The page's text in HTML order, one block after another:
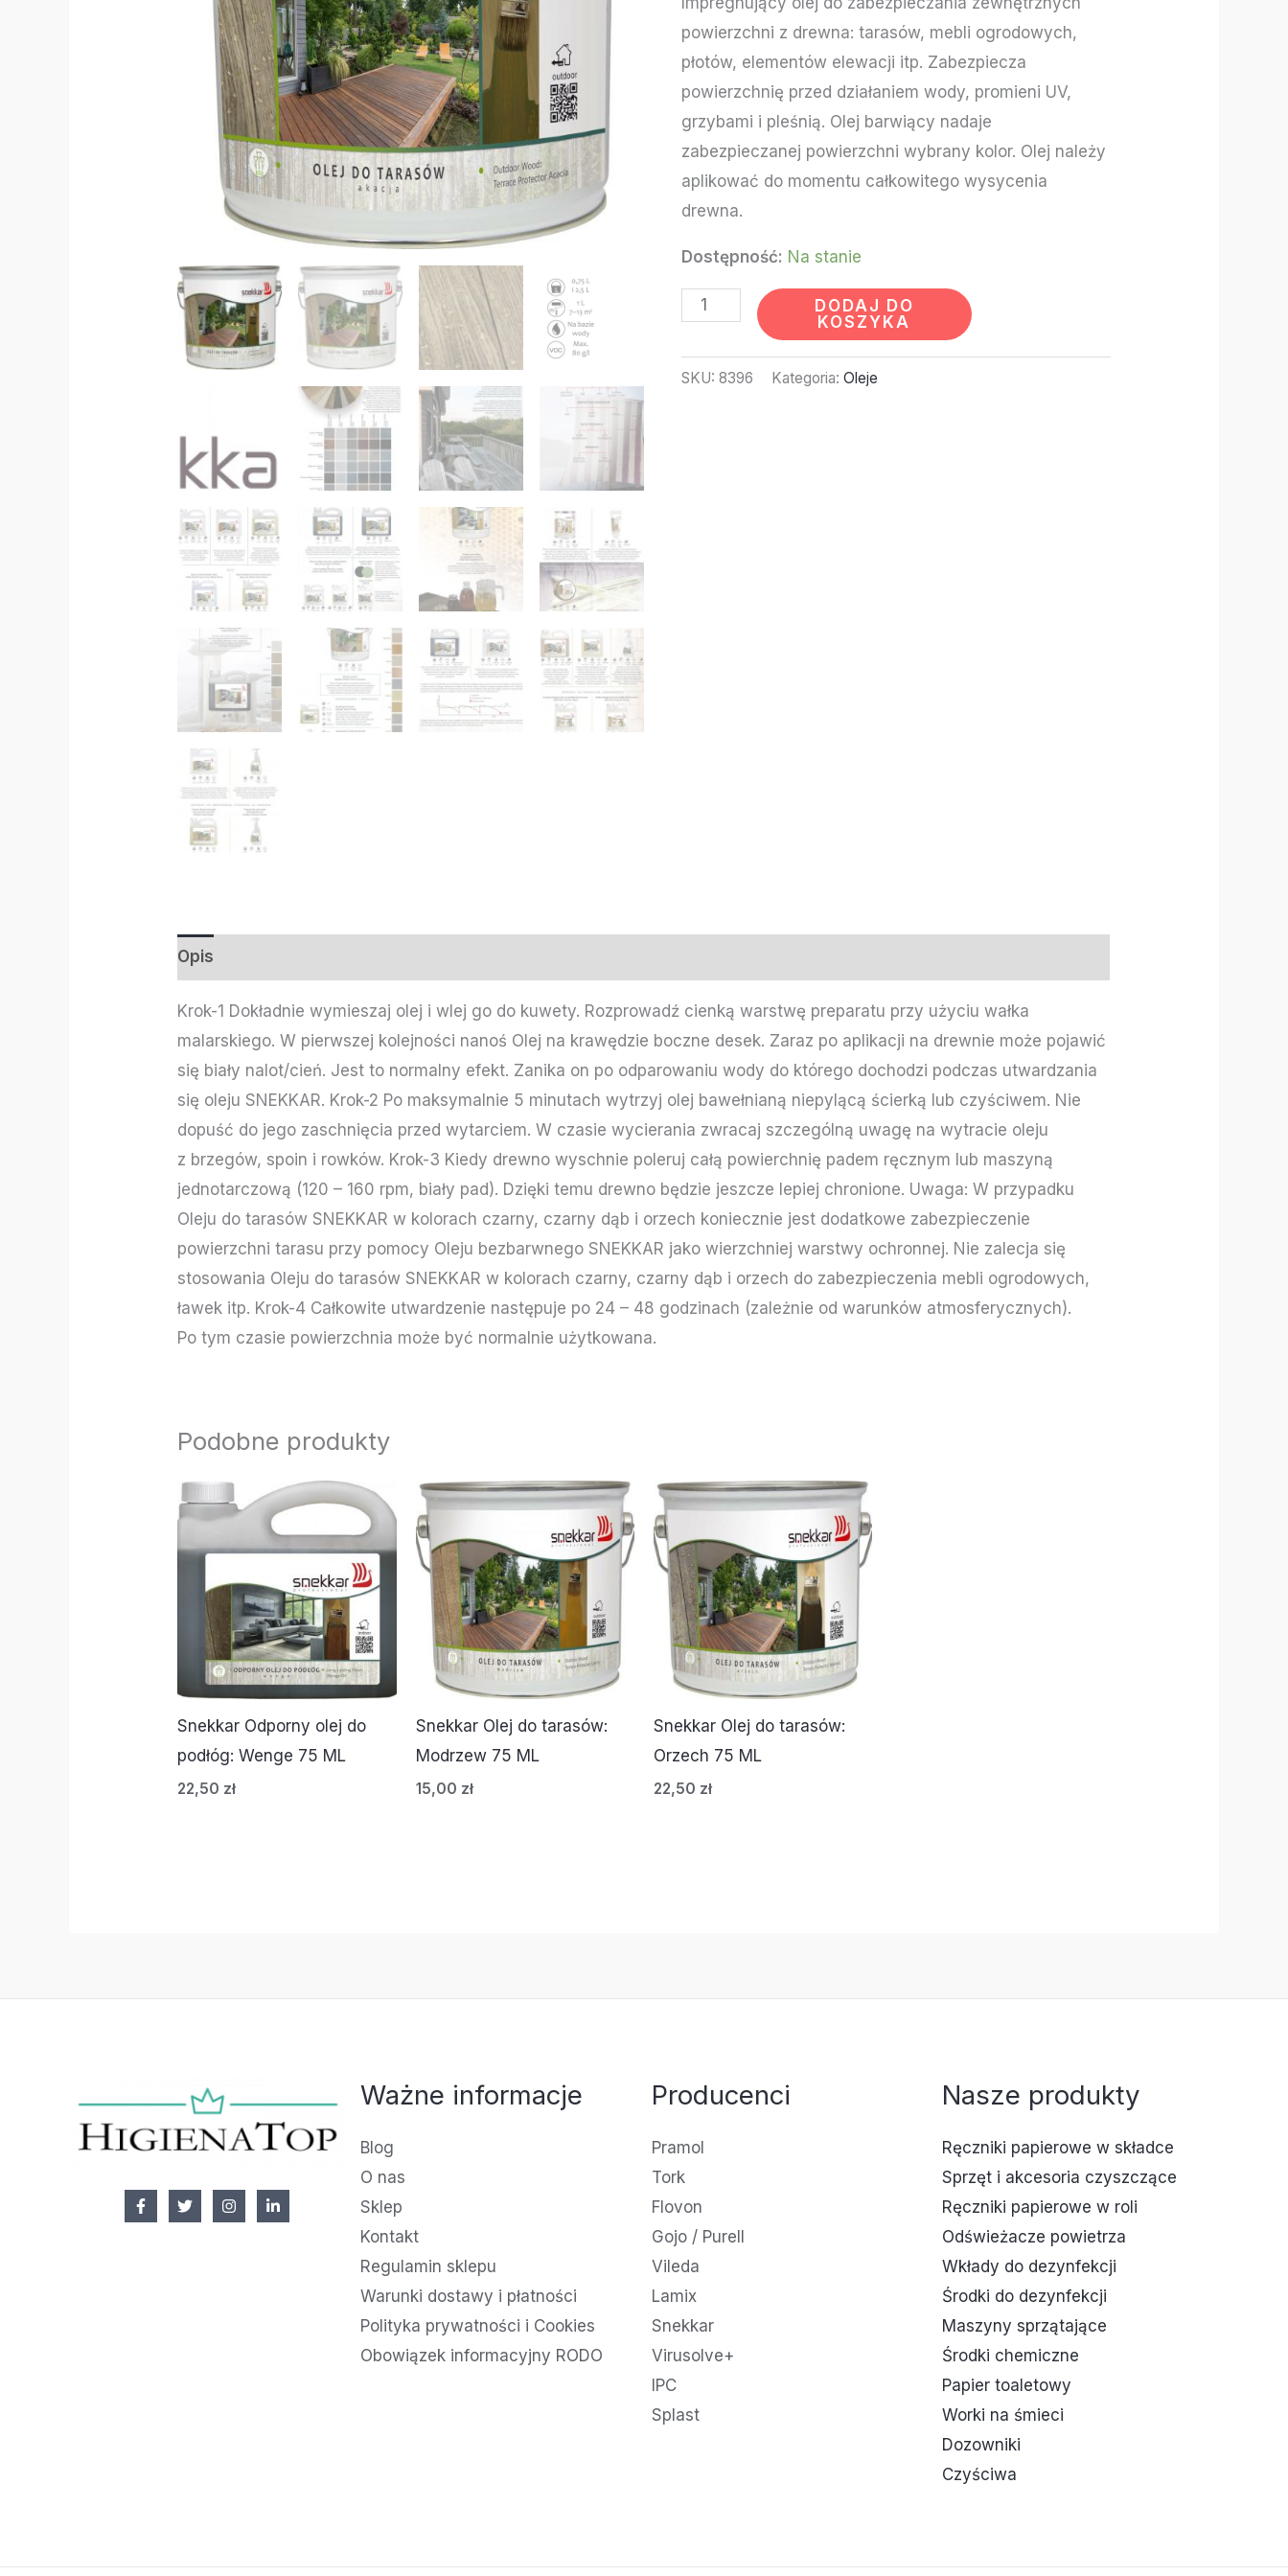
powierzchni z drewna: tarasów, mebli ogrodowych,
płotów, elementów elewacji itp. Zabezpiecza
powierzchnię przed działaniem wody, promieni UV,
grzybami i pleśnią. Olej barwiący nadaje
zabezpieczanej powierzchni wybrany kolor. Olej należy
aplikować do momentu całkowitego wysycenia
drewna.
Dostępność: Na stanie
ML
DODAJ DO
KOSZYKA
SKU: 8396 Kategoria: Oleje
Opis
Krok-1 Dokładnie wymieszaj olej i wlej go do kuwety. Rozprowadź cienką warstwę preparatu przy użyciu wałka
malarskiego. W pierwszej kolejności nanoś Olej na krawędzie boczne desek. Zaraz po aplikacji na drewnie może pojawić
się biały nalot/cień. Jest to normalny efekt. Zanika on po odparowaniu wody do którego dochodzi podczas utwardzania
się oleju SNEKKAR. Krok-2 Po maksymalnie 5 minutach wytrzyj olej bawełnianą niepylącą ścierką lub czyściwem. Nie
dopuść do jego zaschnięcia przed wytarciem. W czasie wycierania zwracaj szczególną uwagę na wytracie oleju
z brzegów, spoin i rowków. Krok-3 Kiedy drewno wyschnie poleruj całą powierchnię padem ręcznym lub maszyną
jednotarczową (120 – 160 rpm, biały pad). Dzięki temu drewno będzie jeszcze lepiej chronione. Uwaga: W przypadku
Oleju do tarasów SNEKKAR w kolorach czarny, czarny dąb i orzech koniecznie jest dodatkowe zabezpieczenie
powierzchni tarasu przy pomocy Oleju bezbarwnego SNEKKAR jako wierzchniej warstwy ochronnej. Nie zalecja się
stosowania Oleju do tarasów SNEKKAR w kolorach czarny, czarny dąb i orzech do zabezpieczenia mebli ogrodowych,
ławek itp. Krok-4 Całkowite utwardzenie następuje po 24 – 48 godzinach (zależnie od warunków atmosferycznych).
Po tym czasie powierzchnia może być normalnie użytkowana.
Podobne produkty
Snekkar Odporny olej do
podłóg: Wenge 75 ML
22,50 zł
Snekkar Olej do tarasów:
Modrzew 75 ML
15,00 zł
Snekkar Olej do tarasów:
Orzech 75 ML
22,50 zł
Ważne informacje
Blog
O nas
Sklep
Kontakt
Regulamin sklepu
Warunki dostawy i płatności
Polityka prywatności i Cookies
Obowiązek informacyjny RODO
Producenci
Pramol
Tork
Flovon
Gojo / Purell
Vileda
Lamix
Snekkar
Virusolve+
IPC
Splast
Nasze produkty
Ręczniki papierowe w składce
Sprzęt i akcesoria czyszczące
Ręczniki papierowe w roli
Odświeżacze powietrza
Wkłady do dezynfekcji
Środki do dezynfekcji
Maszyny sprzątające
Środki chemiczne
Papier toaletowy
Worki na śmieci
Dozowniki
Czyściwa